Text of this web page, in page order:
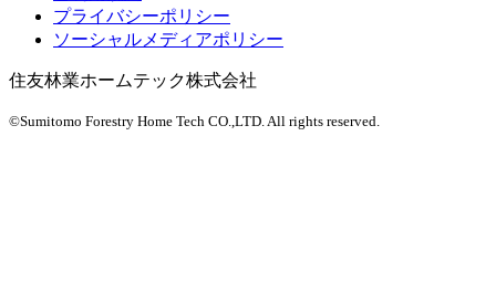
プライバシーポリシー
ソーシャルメディアポリシー
住友林業ホームテック株式会社
©Sumitomo Forestry Home Tech CO.,LTD. All rights reserved.